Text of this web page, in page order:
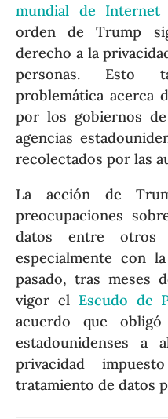
mundial de
orden de Trump
derecho a la
personas. Esto
problemática acerca
por los gobiernos
agencias
recolectados por las
La acción de
preocupaciones
datos entre otros
especialmente con
pasado, tras meses
vigor el Escudo de
acuerdo que
estadounidenses a
privacidad
tratamiento de datos